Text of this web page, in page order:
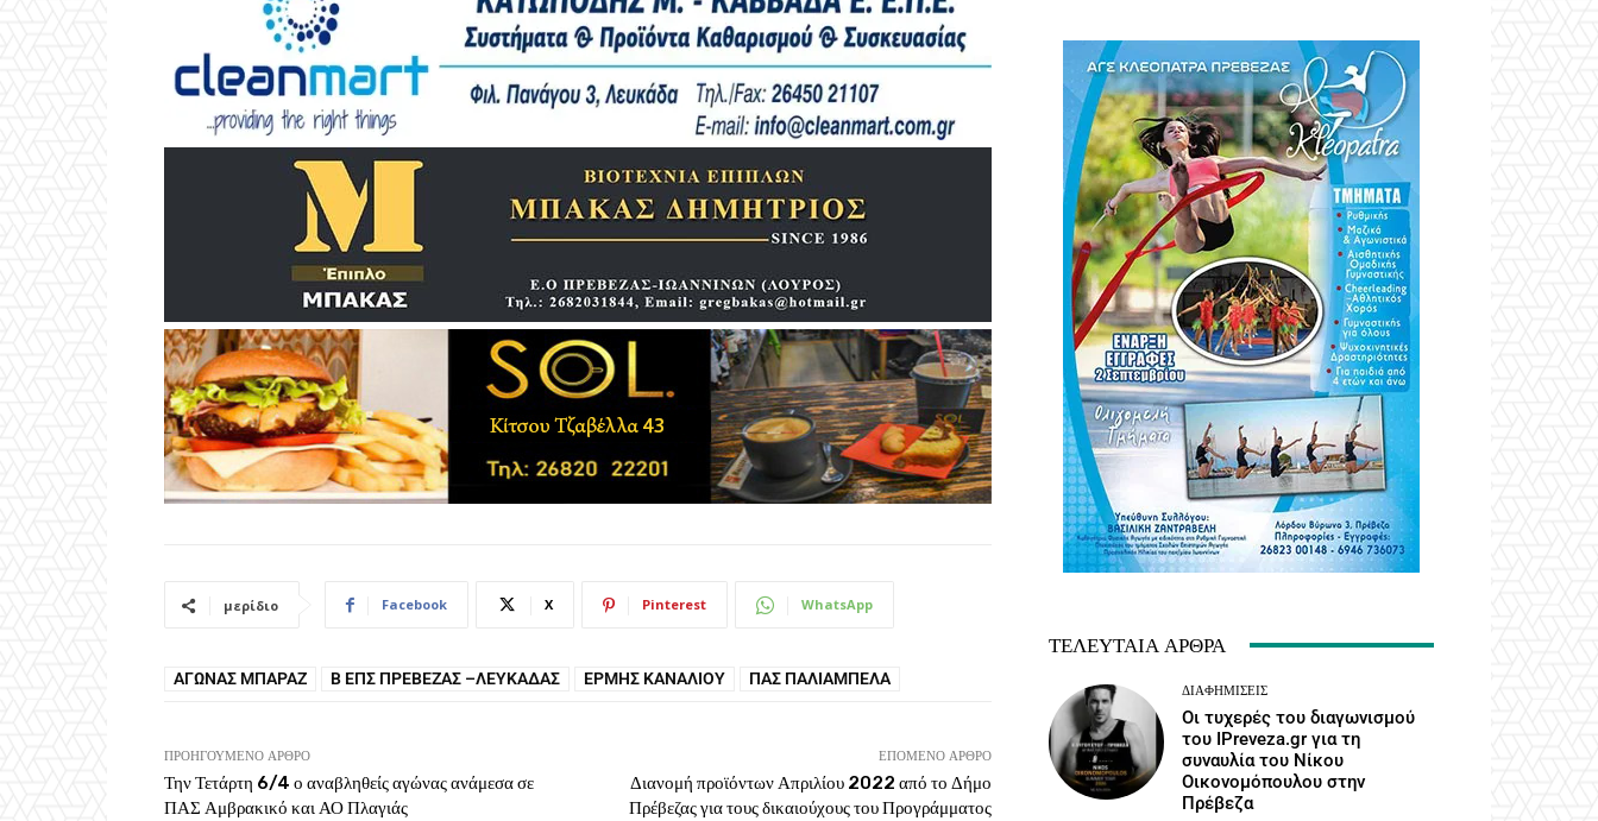
μερίδιο Facebook X Pinterest WhatsApp
ΑΓΏΝΑΣ ΜΠΑΡΆΖ Β ΕΠΣ ΠΡΈΒΕΖΑΣ –ΛΕΥΚΆΔΑΣ ΕΡΜΉΣ ΚΑΝΑΛΊΟΥ ΠΑΣ ΠΑΛΙΆΜΠΕΛΑ
ΠΡΟΗΓΟΎΜΕΝΟ ΆΡΘΡΟ
Την Τετάρτη 6/4 ο αναβληθείς αγώνας ανάμεσα σε
ΠΑΣ Αμβρακικό και ΑΟ Πλαγιάς
ΕΠΌΜΕΝΟ ΆΡΘΡΟ
Διανομή προϊόντων Απριλίου 2022 από το Δήμο
Πρέβεζας για τους δικαιούχους του Προγράμματος
ΤΕΛΕΥΤΑΊΑ ΆΡΘΡΑ
ΔΙΑΦΗΜΊΣΕΙΣ
Οι τυχερές του διαγωνισμού
του IPreveza.gr για τη
συναυλία του Νίκου
Οικονομόπουλου στην
Πρέβεζα